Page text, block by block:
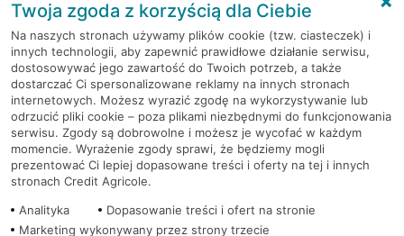
RODO
Regulamin serwisu
Mapa serwisu
PolitykaCookies
Twoja zgoda z korzyścią dla Ciebie
Na naszych stronach używamy plików cookie (tzw. ciasteczek) i
innych technologii, aby zapewnić prawidłowe działanie serwisu,
dostosowywać jego zawartość do Twoich potrzeb, a także
dostarczać Ci spersonalizowane reklamy na innych stronach
internetowych. Możesz wyrazić zgodę na wykorzystywanie lub
odrzucić pliki cookie – poza plikami niezbędnymi do funkcjonowania
serwisu. Zgody są dobrowolne i możesz je wycofać w każdym
momencie. Wyrażenie zgody sprawi, że będziemy mogli
prezentować Ci lepiej dopasowane treści i oferty na tej i innych
stronach Credit Agricole.
Analityka
Dopasowanie treści i ofert na stronie
Marketing wykonywany przez strony trzecie